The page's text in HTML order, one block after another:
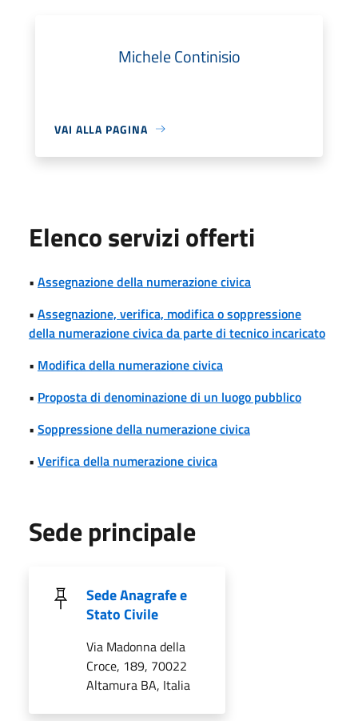
Michele Continisio
VAI ALLA PAGINA
Elenco servizi offerti
• Assegnazione della numerazione civica
• Assegnazione, verifica, modifica o soppressione
della numerazione civica da parte di tecnico incaricato
• Modifica della numerazione civica
• Proposta di denominazione di un luogo pubblico
• Soppressione della numerazione civica
• Verifica della numerazione civica
Sede principale
Sede Anagrafe e
Stato Civile
Via Madonna della
Croce, 189, 70022
Altamura BA, Italia